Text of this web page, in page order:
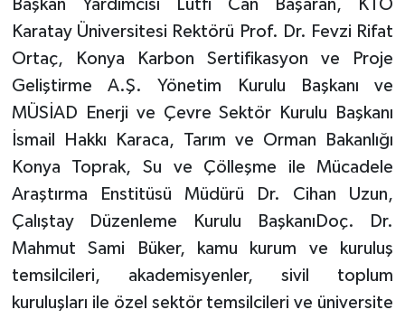
Başkan Yardımcısı Lütfi Can Başaran, KTO
Karatay Üniversitesi Rektörü Prof. Dr. Fevzi Rifat
Ortaç, Konya Karbon Sertifikasyon ve Proje
Geliştirme A.Ş. Yönetim Kurulu Başkanı ve
MÜSİAD Enerji ve Çevre Sektör Kurulu Başkanı
İsmail Hakkı Karaca, Tarım ve Orman Bakanlığı
Konya Toprak, Su ve Çölleşme ile Mücadele
Araştırma Enstitüsü Müdürü Dr. Cihan Uzun,
Çalıştay Düzenleme Kurulu BaşkanıDoç. Dr.
Mahmut Sami Büker, kamu kurum ve kuruluş
temsilcileri, akademisyenler, sivil toplum
kuruluşları ile özel sektör temsilcileri ve üniversite